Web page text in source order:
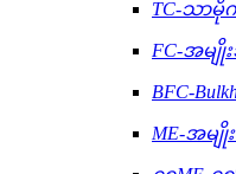
TC-သာ
FC-အမ
BFC-
ME-အမ